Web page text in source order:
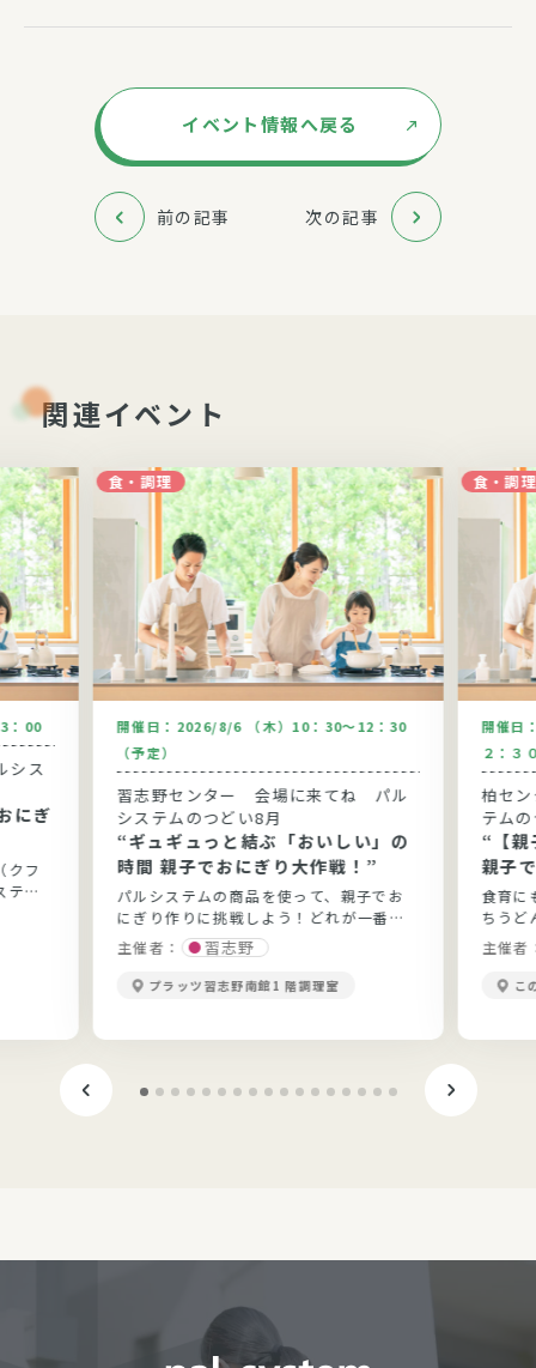
イベント情報へ戻る
前の記事 次の記事
関連イベント
：00
シス
にぎ
クフ
テム
食・調理
開催日： 2026/8/6 （木）10：30～12：30
（予定）
習志野センター 会場に来てね パル
システムのつどい8月
“ギュギュっと結ぶ「おいしい」の
時間 親子でおにぎり大作戦！”
パルシステムの商品を使って、親子でお
にぎり作りに挑戦しよう！どれが一番お
いしいかな♪
主催者： 習志野
プラッツ習志野南館1 階調理室
食・調理
開催日
２：３
柏セ
テム
“【
親子
手打
食育に
ちうど
主催者
こ